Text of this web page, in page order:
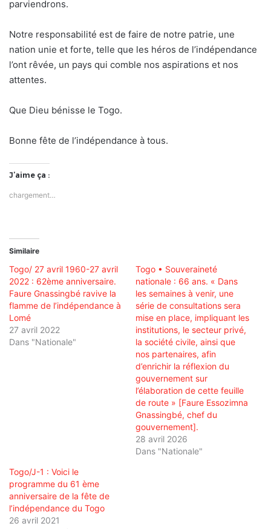
parviendrons.
Notre responsabilité est de faire de notre patrie, une
nation unie et forte, telle que les héros de l’indépendance
l’ont rêvée, un pays qui comble nos aspirations et nos
attentes.
Que Dieu bénisse le Togo.
Bonne fête de l’indépendance à tous.
J’aime ça :
chargement…
Similaire
Togo/ 27 avril 1960-27 avril
2022 : 62ème anniversaire.
Faure Gnassingbé ravive la
flamme de l’indépendance à
Lomé
27 avril 2022
Dans "Nationale"
Togo • Souveraineté
nationale : 66 ans. « Dans
les semaines à venir, une
série de consultations sera
mise en place, impliquant les
institutions, le secteur privé,
la société civile, ainsi que
nos partenaires, afin
d’enrichir la réflexion du
gouvernement sur
l’élaboration de cette feuille
de route » [Faure Essozimna
Gnassingbé, chef du
gouvernement].
28 avril 2026
Dans "Nationale"
Togo/J-1 : Voici le
programme du 61 ème
anniversaire de la fête de
l’indépendance du Togo
26 avril 2021